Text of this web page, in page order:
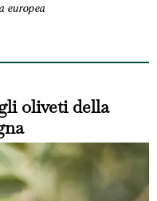
europea
oliveti della